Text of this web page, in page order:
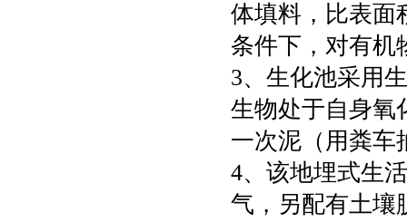
体填料，比表面
条件下，对有机
3、生化池采用
生物处于自身氧
一次泥（用粪车
4、该地埋式生
气，另配有土壤